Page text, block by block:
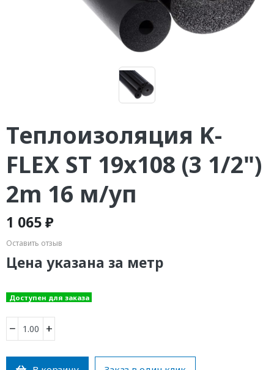
Теплоизоляция K-
FLEX ST 19x108 (3 1/2")
2m 16 м/уп
1 065 ₽
Оставить отзыв
Цена указана за метр
Доступен для заказа
− +